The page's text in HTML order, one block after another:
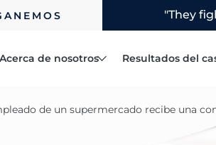
Acerca de nosotros
Steven R. Hymowitz
Reseñas
Resultados del
de un supermercado recibe una